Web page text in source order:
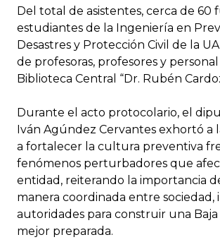
Del total de asistentes, cerca de 60
estudiantes de la Ingeniería en
Desastres y Protección Civil de la
de profesoras, profesores y
Biblioteca Central “Dr. Rubén
Durante el acto protocolario, el
Iván Agúndez Cervantes exhortó a
a fortalecer la cultura preventiva
fenómenos perturbadores que
entidad, reiterando la importancia
manera coordinada entre sociedad,
autoridades para construir una
mejor preparada.